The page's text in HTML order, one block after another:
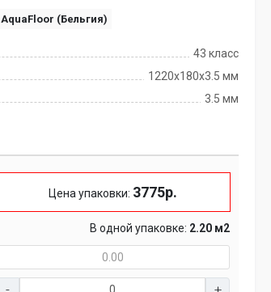
AquaFloor (Бельгия)
43 класс
1220х180х3.5 мм
3.5 мм
Цена упаковки: 3775р.
В одной упаковке: 2.20 м2